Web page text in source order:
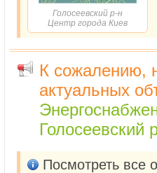
Голосеевский р-н
Центр города Киев
К сожалению,
актуальных
Голосеевский
Посмотреть все